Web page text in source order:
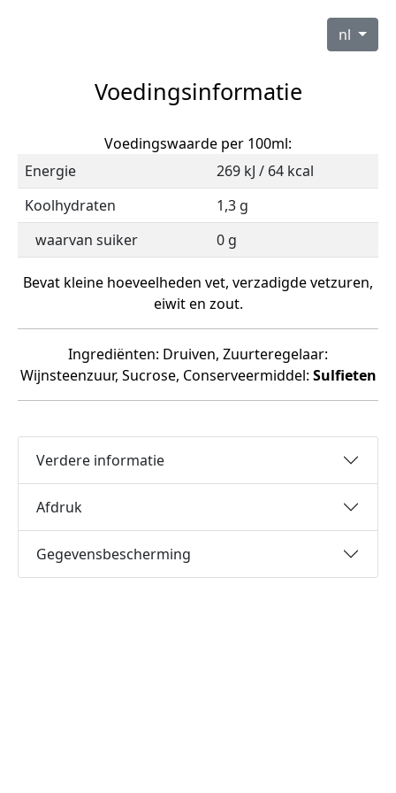
nl
Voedingsinformatie
Voedingswaarde per 100ml:
Energie
269 kJ / 64 kcal
Koolhydraten
1,3 g
waarvan suiker
0 g
Bevat kleine hoeveelheden vet, verzadigde vetzuren,
eiwit en zout.
Ingrediënten: Druiven, Zuurteregelaar:
Wijnsteenzuur, Sucrose, Conserveermiddel: Sulfieten
Verdere informatie
Afdruk
Gegevensbescherming